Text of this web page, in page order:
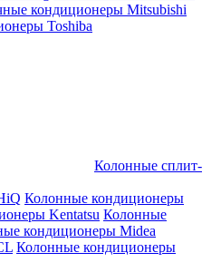
кондиционеры Mitsubishi
Toshiba
Колонные сплит-
Колонные кондиционеры
Kentatsu Колонные
кондиционеры Midea
Колонные кондиционеры